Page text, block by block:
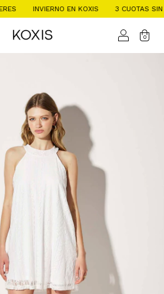
INVIERNO EN KOXIS 3 CUOTAS SIN INTERES
0